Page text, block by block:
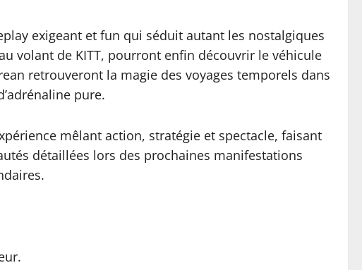
exigeant et fun qui séduit autant les nostalgiques
volant de KITT, pourront enfin découvrir le véhicule
retrouveront la magie des voyages temporels dans
pure.
mêlant action, stratégie et spectacle, faisant
détaillées lors des prochaines manifestations